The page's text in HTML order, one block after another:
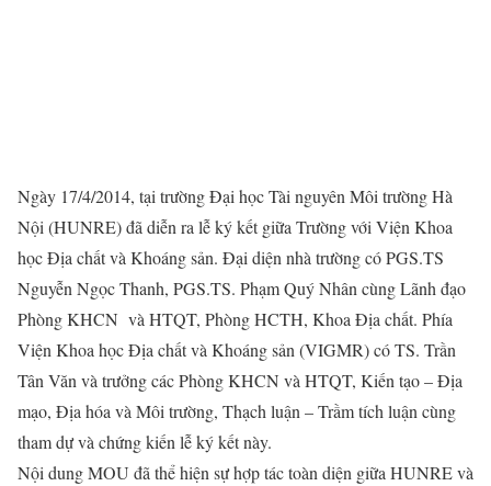
Ngày 17/4/2014, tại trường Đại học Tài nguyên Môi trường Hà
Nội (HUNRE) đã diễn ra lễ ký kết giữa Trường với Viện Khoa
học Địa chất và Khoáng sản. Đại diện nhà trường có PGS.TS
Nguyễn Ngọc Thanh, PGS.TS. Phạm Quý Nhân cùng Lãnh đạo
Phòng KHCN và HTQT, Phòng HCTH, Khoa Địa chất. Phía
Viện Khoa học Địa chất và Khoáng sản (VIGMR) có TS. Trần
Tân Văn và trưởng các Phòng KHCN và HTQT, Kiến tạo – Địa
mạo, Địa hóa và Môi trường, Thạch luận – Trầm tích luận cùng
tham dự và chứng kiến lễ ký kết này.
Nội dung MOU đã thể hiện sự hợp tác toàn diện giữa HUNRE và